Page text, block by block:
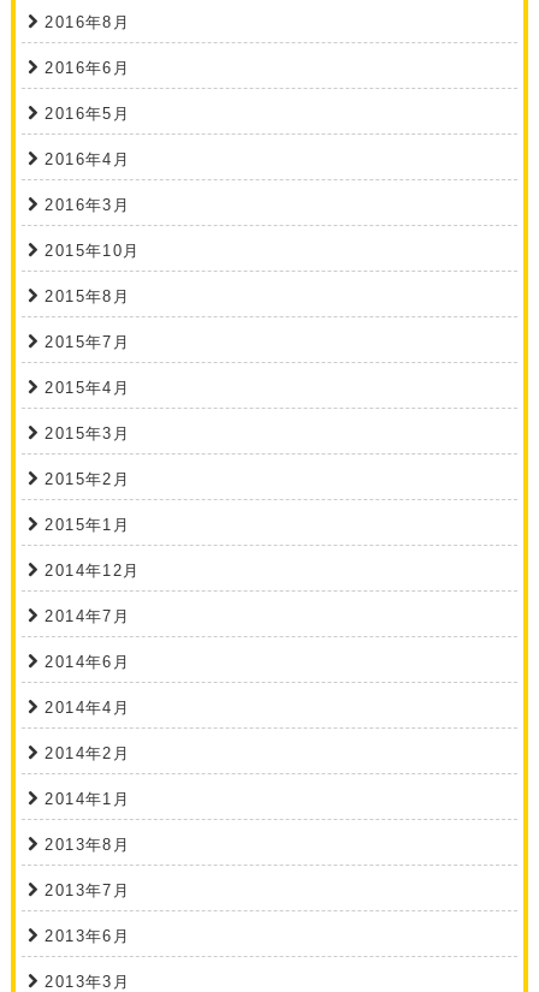
2016年8月
2016年6月
2016年5月
2016年4月
2016年3月
2015年10月
2015年8月
2015年7月
2015年4月
2015年3月
2015年2月
2015年1月
2014年12月
2014年7月
2014年6月
2014年4月
2014年2月
2014年1月
2013年8月
2013年7月
2013年6月
2013年3月